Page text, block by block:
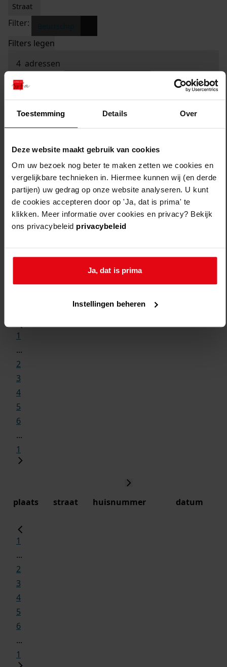
Toestemming Details Over
Deze website maakt gebruik van cookies
Om uw bezoek nog beter te maken zetten we cookies en
vergelijkbare technieken in. Hiermee kunnen wij (en derde
partijen) uw gedrag op onze website analyseren. U kunt
de cookies accepteren door op 'Ja, dat is prima' te
klikken. Meer informatie over cookies en privacy? Bekijk
ons privacybeleid privacybeleid
Ja, dat is prima
Instellingen beheren
Straat
Filter:
Filters legen
4 adressen
sorteren op:
1
...
2
3
4
5
6
...
1
plaats straat huisnummer datum
1
...
2
3
4
5
6
...
1